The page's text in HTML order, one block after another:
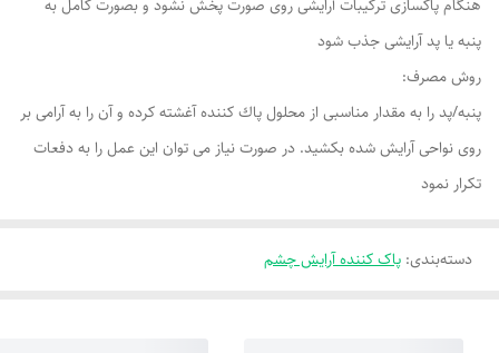
هنگام پاکسازی ترکیبات آرایشی روی صورت پخش نشود و بصورت کامل به
پنبه یا پد آرایشی جذب شود
روش مصرف:
پنبه/پد را به مقدار مناسبى از محلول پاك کننده آغشته کرده و آن را به آرامى بر
روى نواحى آرایش شده بکشید. در صورت نیاز مى توان این عمل را به دفعات
تکرار نمود
دسته‌بندی: پاک کننده آرایش چشم